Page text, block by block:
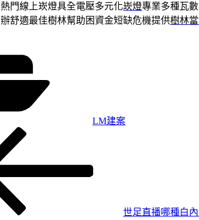
門線上崁燈具全電壓多元化崁燈專業多種瓦
舒適最佳樹林幫助困資金短缺危機提供樹林
LM建案
世足直播哪種白